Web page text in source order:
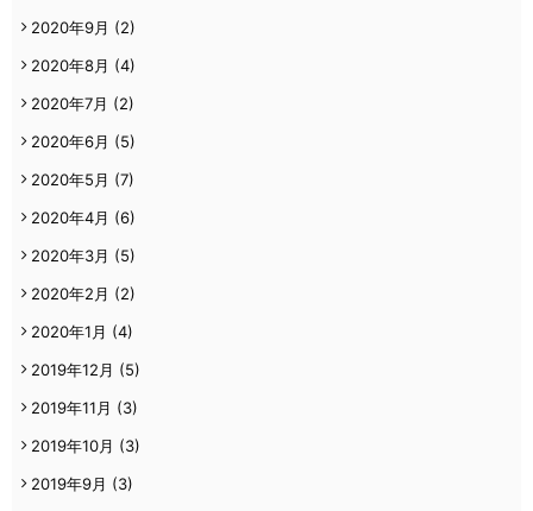
2020年9月 (2)
2020年8月 (4)
2020年7月 (2)
2020年6月 (5)
2020年5月 (7)
2020年4月 (6)
2020年3月 (5)
2020年2月 (2)
2020年1月 (4)
2019年12月 (5)
2019年11月 (3)
2019年10月 (3)
2019年9月 (3)